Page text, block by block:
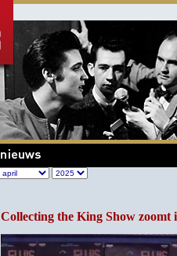
Collecting the King Show zoomt